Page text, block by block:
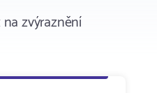
zvýraznění